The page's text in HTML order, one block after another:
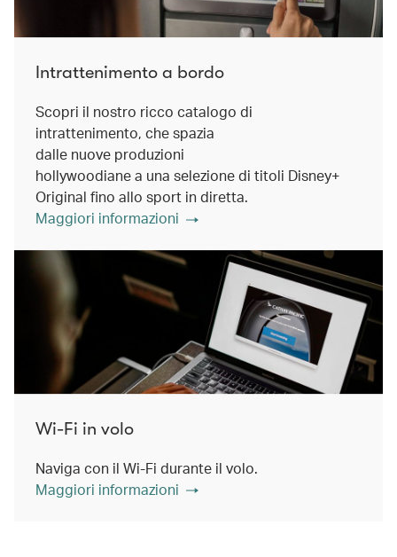
Intrattenimento a bordo
Scopri il nostro ricco catalogo di
intrattenimento, che spazia
dalle nuove produzioni
hollywoodiane a una selezione di titoli Disney+
Original fino allo sport in diretta.
Maggiori informazioni
Wi-Fi in volo
Naviga con il Wi-Fi durante il volo.
Maggiori informazioni